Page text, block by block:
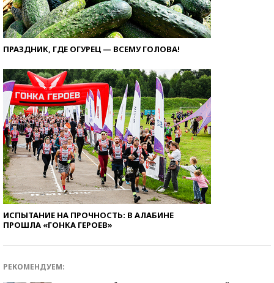
ПРАЗДНИК, ГДЕ ОГУРЕЦ — ВСЕМУ ГОЛОВА!
ИСПЫТАНИЕ НА ПРОЧНОСТЬ: В АЛАБИНЕ
ПРОШЛА «ГОНКА ГЕРОЕВ»
РЕКОМЕНДУЕМ: